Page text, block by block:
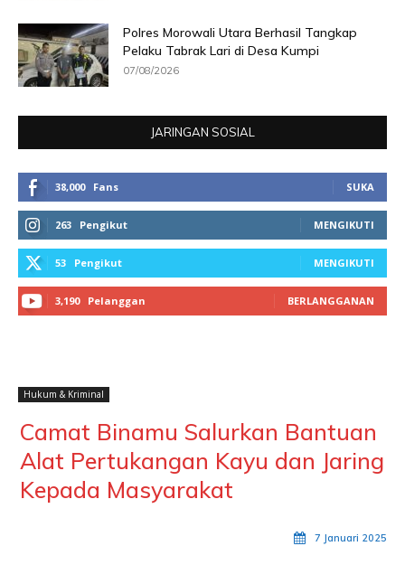
Polres Morowali Utara Berhasil Tangkap
Pelaku Tabrak Lari di Desa Kumpi
07/08/2026
JARINGAN SOSIAL
38,000 Fans SUKA
263 Pengikut MENGIKUTI
53 Pengikut MENGIKUTI
3,190 Pelanggan BERLANGGANAN